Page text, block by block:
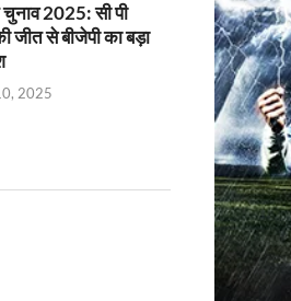
चुनाव 2025: सी पी
जीत से बीजेपी का बड़ा
2025